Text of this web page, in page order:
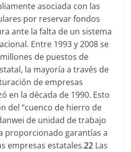
asociada con las
por reservar fondos
ante la falta de un sistema
Entre 1993 y 2008 se
de puestos de
la mayoría a través de
de empresas
en la década de 1990. Esto
del “cuenco de hierro de
de unidad de trabajo
proporcionado garantías a
empresas estatales.22 Las